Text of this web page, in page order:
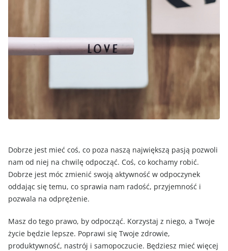
Dobrze jest mieć coś, co poza naszą największą pasją pozwoli
nam od niej na chwilę odpocząć. Coś, co kochamy robić.
Dobrze jest móc zmienić swoją aktywność w odpoczynek
oddając się temu, co sprawia nam radość, przyjemność i
pozwala na odprężenie.
Masz do tego prawo, by odpocząć. Korzystaj z niego, a Twoje
życie będzie lepsze. Poprawi się Twoje zdrowie,
produktywność, nastrój i samopoczucie. Będziesz mieć więcej